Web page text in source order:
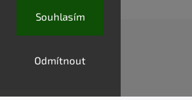
Odmítnout
Souhlasím